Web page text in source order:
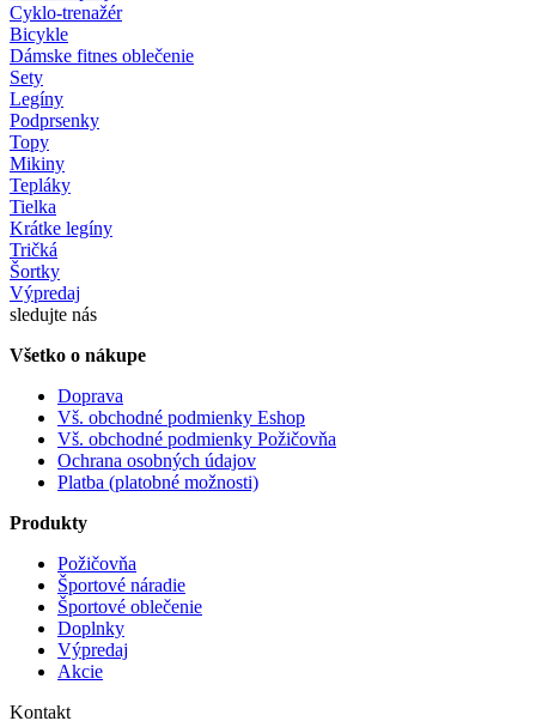
Cyklo-trenažér
Bicykle
Dámske fitnes oblečenie
Sety
Legíny
Podprsenky
Topy
Mikiny
Tepláky
Tielka
Krátke legíny
Tričká
Šortky
Výpredaj
sledujte nás
Všetko o nákupe
Doprava
Vš. obchodné podmienky Eshop
Vš. obchodné podmienky Požičovňa
Ochrana osobných údajov
Platba (platobné možnosti)
Produkty
Požičovňa
Športové náradie
Športové oblečenie
Doplnky
Výpredaj
Akcie
Kontakt